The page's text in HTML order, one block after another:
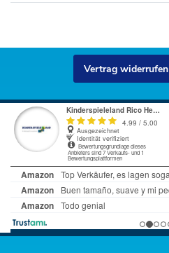
Vertrag widerrufen